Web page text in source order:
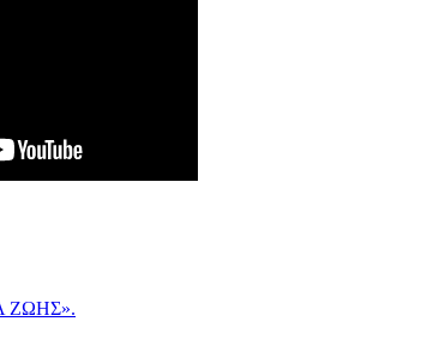
ΖΩΗΣ».